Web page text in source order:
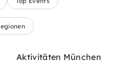
Aktivitäten München